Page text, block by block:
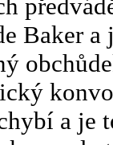
Baker
a je